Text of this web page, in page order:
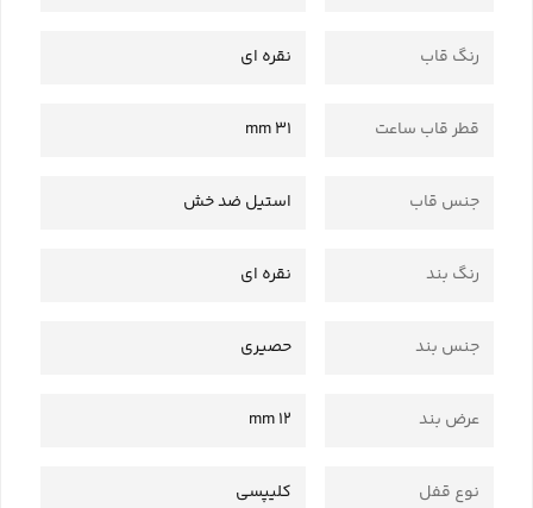
رنگ قاب نقره ای
قطر قاب ساعت 31 mm
جنس قاب استیل ضد خش
رنگ بند نقره ای
جنس بند حصیری
عرض بند 12 mm
نوع قفل کلیپسی